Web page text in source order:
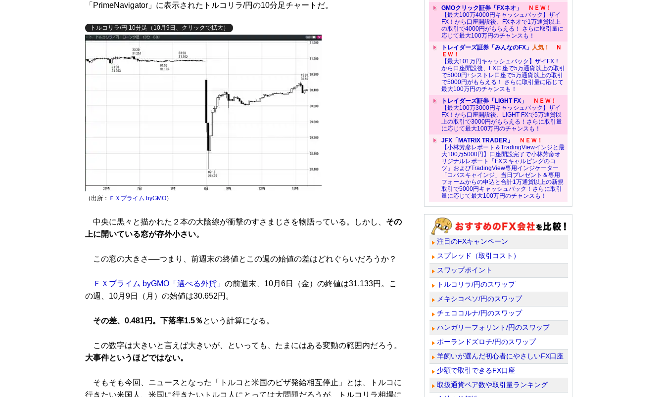
「PrimeNavigator」に表示されたトルコリラ/円の10分足チャートだ。
トルコリラ/円 10分足（10月9日、クリックで拡大）
（出所： ＦＸプライム byGMO）
中央に黒々と描かれた２本の大陰線が衝撃のすさまじさを物語っている。しかし、 その
上に開いている窓が存外小さい。
この窓の大きさ──つまり、前週末の終値とこの週の始値の差はどれぐらいだろうか？
ＦＸプライム byGMO「選べる外貨」 の前週末、10月6日（金）の終値は31.133円。こ
の週、10月9日（月）の始値は30.652円。
その差、0.481円。下落率1.5％ という計算になる。
この数字は大きいと言えば大きいが、といっても、たまにはある変動の範囲内だろう。
大事件というほどではない。
そもそも今回、ニュースとなった「トルコと米国のビザ発給相互停止」とは、トルコに
行きたい米国人、米国に行きたいトルコ人にとっては大問題だろうが、トルコリラ相場に
GMOクリック証券「FXネオ」
ＮＥＷ！
【最大100万4000円キャッシュバック】ザイ
FX！から口座開設後、FXネオで1万通貨以上
の取引で4000円がもらえる！ さらに取引量に
応じて最大100万円のチャンスも！
トレイダーズ証券「みんなのFX」 人気！
Ｎ
ＥＷ！
【最大101万円キャッシュバック】ザイFX！
から口座開設後、FX口座で5万通貨以上の取引
で5000円+シストレ口座で5万通貨以上の取引
で5000円がもらえる！ さらに取引量に応じて
最大100万円のチャンスも！
トレイダーズ証券「LIGHT FX」
ＮＥＷ！
【最大100万3000円キャッシュバック】ザイ
FX！から口座開設後、LIGHT FXで5万通貨以
上の取引で3000円がもらえる！さらに取引量
に応じて最大100万円のチャンスも！
JFX「MATRIX TRADER」
ＮＥＷ！
【小林芳彦レポート＆TradingViewインジと最
大100万5000円】口座開設完了で小林芳彦オ
リジナルレポート「FXスキャルピングのコ
ツ」およびTradingView専用インジケーター
「コバスキャインジ」当日プレゼント＆専用
フォームからの申込と合計1万通貨以上の新規
取引で5000円キャッシュバック！さらに取引
量に応じて最大100万円のチャンスも！
注目のFXキャンペーン
スプレッド（取引コスト）
スワップポイント
トルコリラ/円のスワップ
メキシコペソ/円のスワップ
チェココルナ/円のスワップ
ハンガリーフォリント/円のスワップ
ポーランドズロチ/円のスワップ
羊飼いが選んだ初心者にやさしいFX口座
少額で取引できるFX口座
取扱通貨ペア数や取引量ランキング